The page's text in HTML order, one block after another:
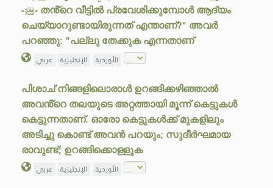
-ﷺ- തൻ്റെ വീട്ടിൽ പ്രവേശിക്കുമ്പോൾ ആദ്യം
ചെയ്യാറുണ്ടായിരുന്നത് എന്താണ്?" അവർ
പറഞ്ഞു: "പല്ലു തേക്കുക എന്നതാണ്
عربي الإنجليزية الأوردية
പിശാച് നിങ്ങളിലൊരാൾ ഉറങ്ങിക്കഴിഞ്ഞാൽ
അവൻ്റെ തലയുടെ അറ്റത്തായി മൂന്ന് കെട്ടുകൾ
കെട്ടുന്നതാണ്. ഓരോ കെട്ടുകൾക്ക് മുകളിലും
അടിച്ചു കൊണ്ട് അവൻ പറയും; സുദീർഘമായ
രാവുണ്ട്; ഉറങ്ങിക്കൊള്ളുക
عربي الإنجليزية الأوردية